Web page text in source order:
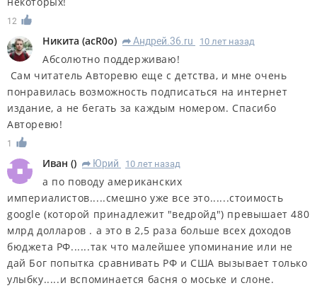
12
Никита (acR0o) R Андрей.36.ru 10 лет назад
Абсолютно поддерживаю!
Сам читатель Авторевю еще с детства, и мне очень
понравилась возможность подписаться на интернет
издание, а не бегать за каждым номером. Спасибо
Авторевю!
1
Иван () R Юрий 10 лет назад
а по поводу американских
империалистов.....смешно уже все это......стоимость
google (которой принадлежит "ведройд") превышает 480
млрд долларов . а это в 2,5 раза больше всех доходов
бюджета РФ......так что малейшее упоминание или не
дай Бог попытка сравнивать РФ и США вызывает только
улыбку.....и вспоминается басня о моське и слоне.